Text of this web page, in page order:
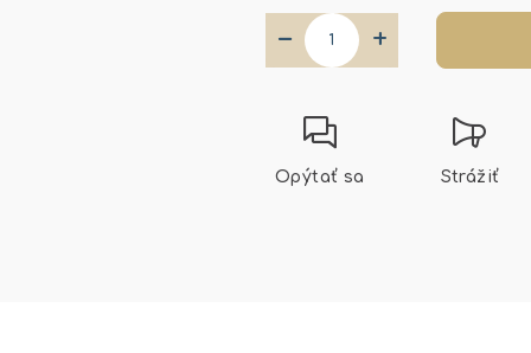
+
−
Opýtať sa Strážiť